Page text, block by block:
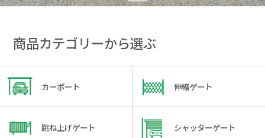
商品カテゴリーから選ぶ
カーポート 伸縮ゲート
跳ね上げゲート シャッターゲート